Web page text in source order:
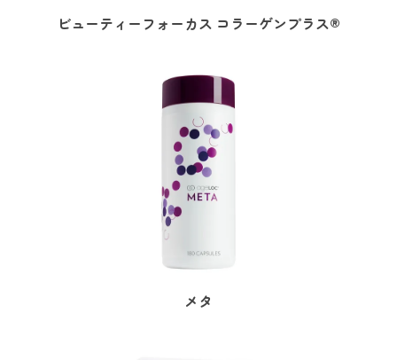
ビューティーフォーカス コラーゲンプラス®
メタ